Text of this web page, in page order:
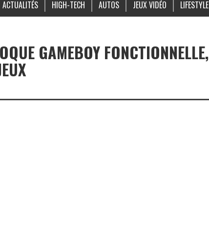
ACTUALITÉS HIGH-TECH AUTOS JEUX VIDÉO LIFESTYLE
GAMEBOY FONCTIONNELLE,